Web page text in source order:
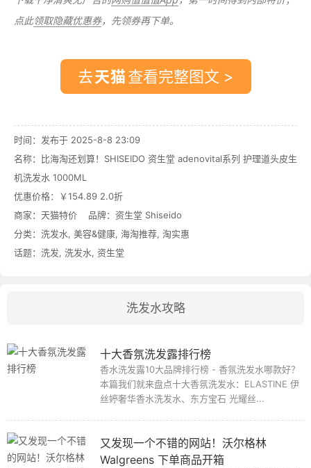
点此领取隐藏优惠券，先领券再下单。
去 查看完整图文 >
时间：发布于 2025-8-8 23:09
名称：
比海淘还划算！SHISEIDO 资生堂 adenovital系列 护理道头皮生
机洗发水 1000ML
优惠价格：
￥154.89 2.0折
商家： 天猫特价 品牌： 资生堂 Shiseido
分类： 洗发水, 美容&健康, 海淘推荐, 淘实惠
话题： 洗发, 洗发水, 资生堂
洗发水攻略
十大香氛洗发露排行榜
香水洗发露10大品牌排行榜 - 香氛洗发水哪款好？
本篇我们就来盘点十大香氛洗发水：ELASTINE 伊
丝婷奢华香水洗发水、东方宝石 光耀丝...
又发现一个不错的网站！沃尔格林
Walgreens 下单商品开箱